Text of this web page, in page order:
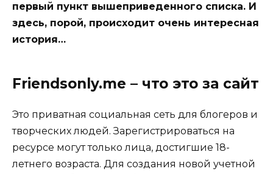
первый пункт вышеприведенного списка. И
здесь, порой, происходит очень интересная
история…
Friendsonly.me – что это за сайт
Это приватная социальная сеть для блогеров и
творческих людей. Зарегистрироваться на
ресурсе могут только лица, достигшие 18-
летнего возраста. Для создания новой учетной